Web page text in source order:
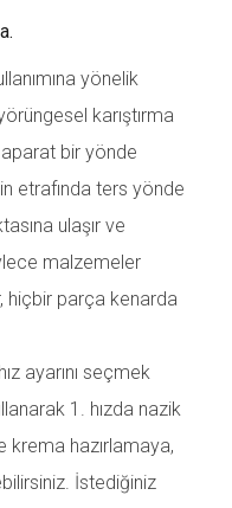
yönelik
karıştırma
bir yönde
etrafında ters yönde
ulaşır ve
malzemeler
hiçbir parça kenarda
ayarını seçmek
1. hızda nazik
krema hazırlamaya,
İstediğiniz